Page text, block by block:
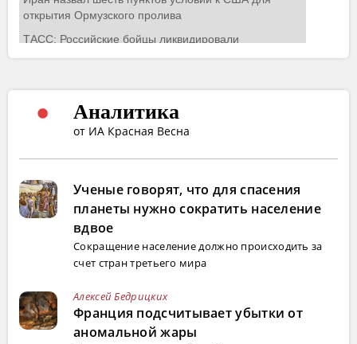
Аналитика
от ИА Красная Весна
Ученые говорят, что для спасения
планеты нужно сократить население
вдвое
Сокращение население должно происходить за
счет стран третьего мира
Алексей Бедрицких
Франция подсчитывает убытки от
аномальной жары